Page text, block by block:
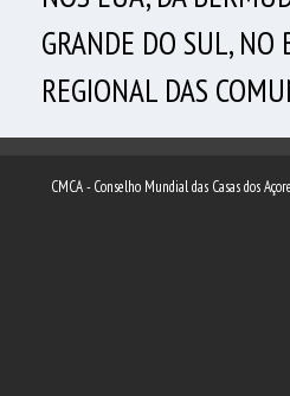
GRANDE DO SUL, NO
REGIONAL DAS
CMCA - Conselho Mundial das Casas dos